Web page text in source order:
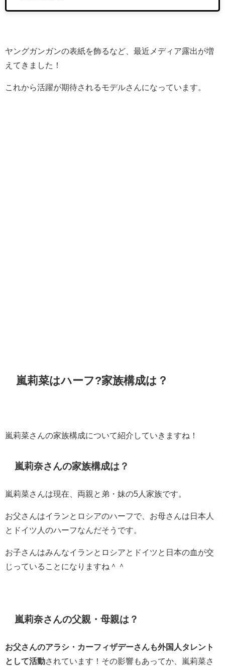
ヤングガンガンの表紙を飾るなど、最近メディア露出が増
えてきました！
これから活躍が期待されるモデルさんになっています。
嵐莉菜はハーフ?家族構成は？
嵐莉菜さんの家族構成について紹介していきますね！
嵐莉奈さんの家族構成は？
嵐莉菜さんは現在、両親と弟・妹の5人家族です。
お父さんはイランとロシアのハーフで、お母さんは日本人
とドイツ人のハーフなんだそうです。
お子さんはみんなイランとロシアとドイツと日本の血が交
じっていることになりますね＾＾
嵐莉奈さんの父親・母親は？
お父さんのアラシ・カーフィザデーさんも外国人タレント
として活動されています！その影響もあってか、嵐莉菜さ